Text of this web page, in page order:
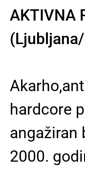
AKTIVNA
hardcore
angažiran
2000.